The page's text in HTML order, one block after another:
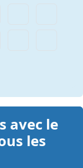
avec le
les